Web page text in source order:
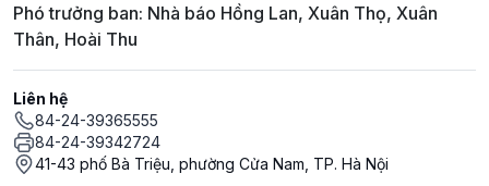
Phó trưởng ban: Nhà báo Hồng Lan, Xuân Thọ, Xuân
Thân, Hoài Thu
Liên hệ
84-24-39365555
84-24-39342724
41-43 phố Bà Triệu, phường Cửa Nam, TP. Hà Nội